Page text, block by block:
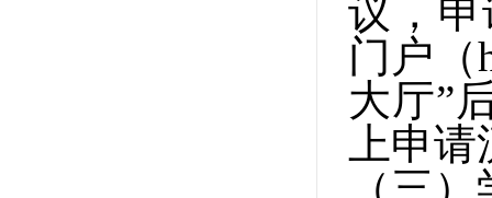
议，
门户（
大厅”
上申
（三